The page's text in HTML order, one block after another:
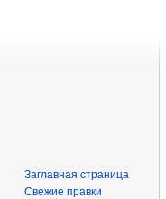
Заглавная страница
Свежие правки